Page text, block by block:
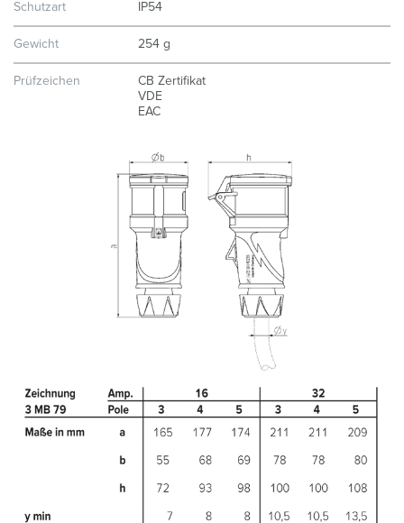
Schutzart IP54
Gewicht 254 g
Prüfzeichen
CB Zertifikat
VDE
EAC